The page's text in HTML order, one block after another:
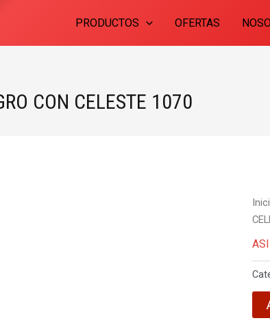
PRODUCTOS OFERTAS
CON CELESTE 1070